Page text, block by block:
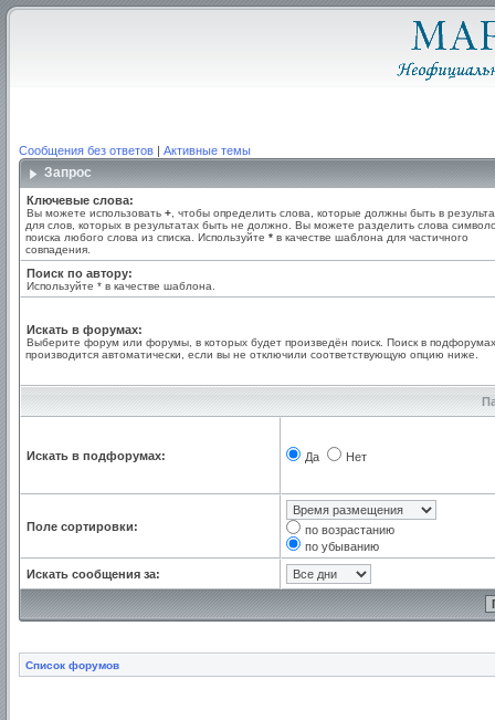
Сообщения без ответов | Активные темы
Запрос
Ключевые слова:
Вы можете использовать + , чтобы определить слова, которые должны быть в
для слов, которых в результатах быть не должно. Вы можете разделить слова
поиска любого слова из списка. Используйте * в качестве шаблона для частичного
совпадения.
Поиск по автору:
Используйте * в качестве шаблона.
Искать в форумах:
Выберите форум или форумы, в которых будет произведён поиск. Поиск в подфорумах
производится автоматически, если вы не отключили соответствующую опцию ниже.
Искать в подфорумах: Да Нет
Поле сортировки:
по возрастанию
по убыванию
Искать сообщения за:
Список форумов